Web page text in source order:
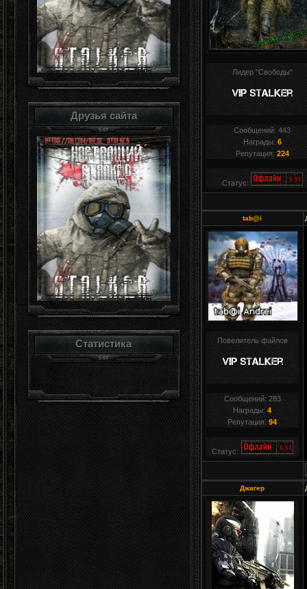
Друзья сайта
Статистика
Лидер "Свободы"
Сообщений:443
Награды: 6
Репутация: 224
Статус:
tab@i
Повелитель файлов
Сообщений: 283
Награды:4
Репутация:94
Статус:
Джагер